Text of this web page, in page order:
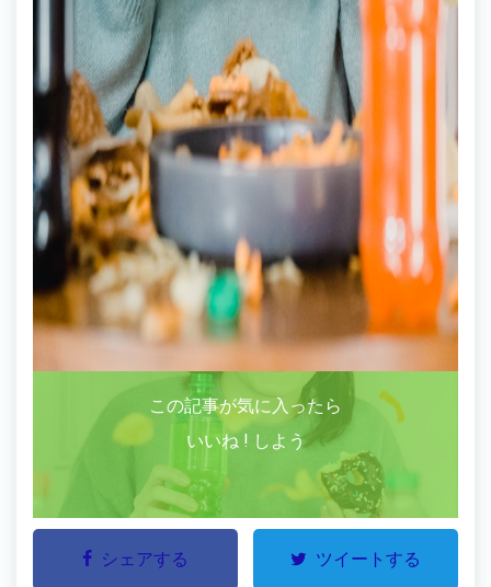
この記事が気に入ったら
いいね ! しよう
シェアする ツイートする